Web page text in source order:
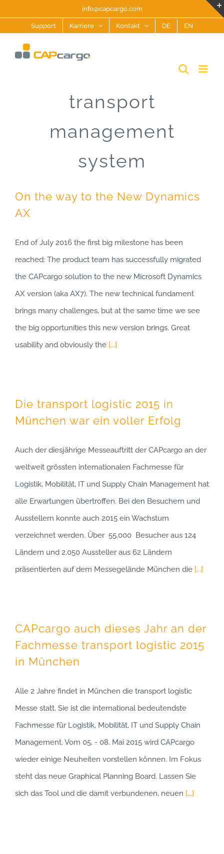
springen
info@capcargo.com
Support Karriere Kontakt DE EN
transport
management
system
On the way to the New Dynamics
AX
End of July 2016 the first big milestone has been
reached: The product team has successfully migrated
the CAPcargo solution to the new Microsoft Dynamics
AX version (aka AX7). The new technical fundament
brings many challenges, but at the same time we see
the big opportunities this new version brings. Great
usability and obviously the [...]
Die transport logistic 2015 in
München war ein voller Erfolg
Auch der diesjährige Messeauftritt der CAPcargo an der
weltweit grössten internationalen Fachmesse für
Logistik, Mobilität, IT und Supply Chain Management hat
alle Erwartungen übertroffen. Bei den Besuchern und
Ausstellern konnte auch 2015 ein Wachstum
verzeichnet werden. Über 55.000 Besucher aus 124
Ländern und 2.050 Aussteller aus 62 Ländern
präsentierten auf dem Messegelände München die [...]
CAPcargo auch dieses Jahr an der
Fachmesse transport logistic 2015
in München
Alle 2 Jahre findet in München die transport logistic
Messe statt. Sie ist die international bedeutendste
Fachmesse für Logistik, Mobilität, IT und Supply Chain
Management. Vom 05. - 08. Mai 2015 wird CAPcargo
wieder einige Neuheiten vorstellen können. Im Fokus
steht das neue Graphical Planning Board. Lassen Sie
sich das Tool und die damit verbundenen, neuen [...]